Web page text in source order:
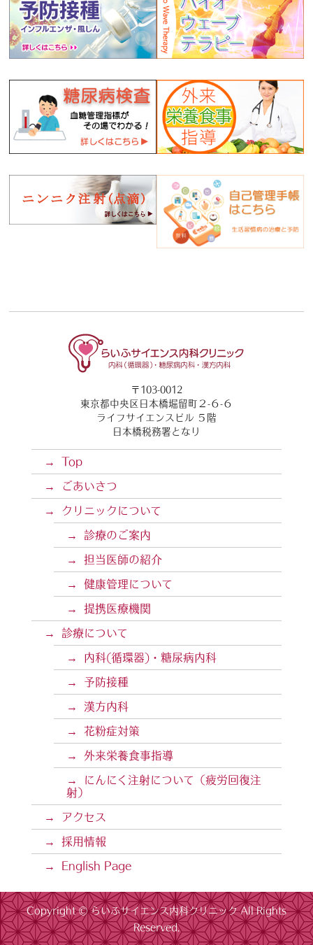
〒103-0012
東京都中央区日本橋堀留町２-６-６
ライフサイエンスビル ５階
日本橋税務署となり
Top
ごあいさつ
クリニックについて
診療のご案内
担当医師の紹介
健康管理について
提携医療機関
診療について
内科(循環器)・糖尿病内科
予防接種
漢方内科
花粉症対策
外来栄養食事指導
にんにく注射について（疲労回復注
射）
アクセス
採用情報
English Page
Copyright ©らいふサイエンス内科クリニックAll Rights
Reserved.